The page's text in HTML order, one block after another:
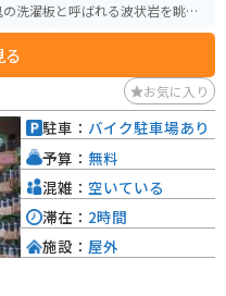
洗濯板と呼ばれる波状岩を眺め
日も楽しめます。バイクで訪れる
るので安心して駐車できます。
ても人気なので、休憩場所とし
。レストランでは、宮崎牛や地
とができます。
る
お気に入り
駐車： バイク駐車場あり
予算： 無料
混雑： 空いている
滞在： 2時間
施設： 屋外